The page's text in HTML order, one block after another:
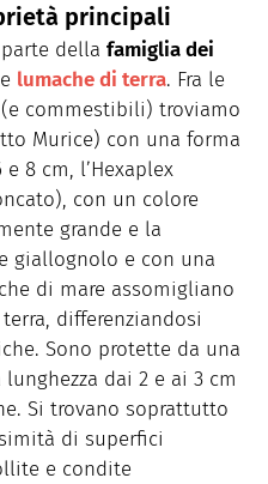
principali
della famiglia dei
lumache di terra. Fra le
commestibili) troviamo
Murice) con una forma
8 cm, l’Hexaplex
con un colore
grande e la
giallognolo e con una
di mare assomigliano
differenziandosi
Sono protette da una
dai 2 e ai 3 cm
Si trovano soprattutto
di superfici
e condite